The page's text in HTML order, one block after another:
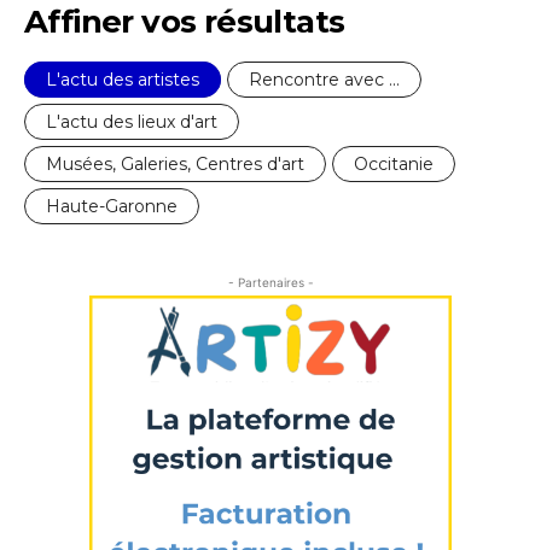
Affiner vos résultats
L'actu des artistes
Rencontre avec ...
L'actu des lieux d'art
Musées, Galeries, Centres d'art
Occitanie
Haute-Garonne
- Partenaires -